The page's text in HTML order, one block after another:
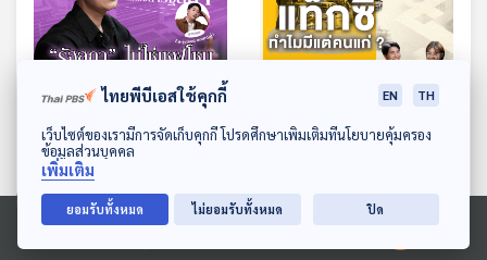
ดาวน์โหลด Thai PBS Podcast Application
Ⓒ 2020 องค์การกระจายเสียงและแพร่ภาพสาธารณะแห่งประเทศไทย
EP. 290: รัฐสภาไทย ยังไม่
ปลอดภัยต่อการคุกคามทาง
เพศ
The Active Podcast
คนแก่
ไทยพีบีเอสใช้คุกกี้ EN TH
เว็บไซต์ของเรามีการจัดเก็บคุกกี้ โปรดศึกษาเพิ่มเติมที่นโยบายคุ้มครอง
ข้อมูลส่วนบุคคล
เพิ่มเติม
ยอมรับทั้งหมด ไม่ยอมรับทั้งหมด ปิด